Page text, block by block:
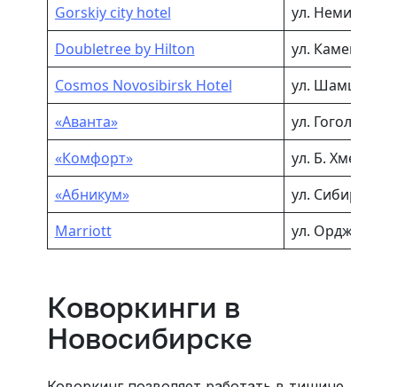
Gorskiy сity hotel
ул.
Doubletree by Hilton
ул. Каменская,
Cosmos Novosibirsk Hotel
ул.
«Аванта»
ул. Гоголя,
«Комфорт»
ул. Б.
«Абникум»
ул.
Marriott
ул.
Коворкинги в
Новосибирске